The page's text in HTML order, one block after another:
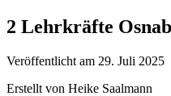
2 Lehrkräfte
Veröffentlicht am 29. Juli 2025
Erstellt von Heike Saalmann